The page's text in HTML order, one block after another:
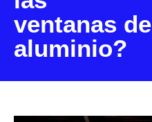
ventanas de
aluminio?